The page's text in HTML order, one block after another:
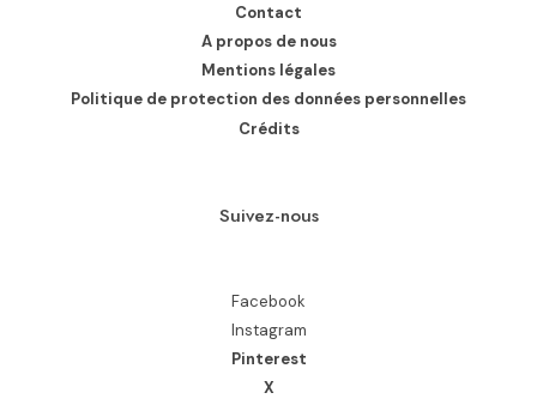
Contact
A propos de nous
Mentions légales
Politique de protection des données personnelles
Crédits
Suivez-nous
Facebook
Instagram
Pinterest
X